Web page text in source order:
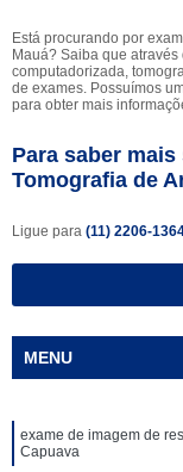
Está procurando por
Mauá? Saiba que
computadorizada,
de exames. Possuímos
para obter mais
Para saber
Tomografia de
Ligue para (11) 2206-
MENU
exame de imagem de
Capuava